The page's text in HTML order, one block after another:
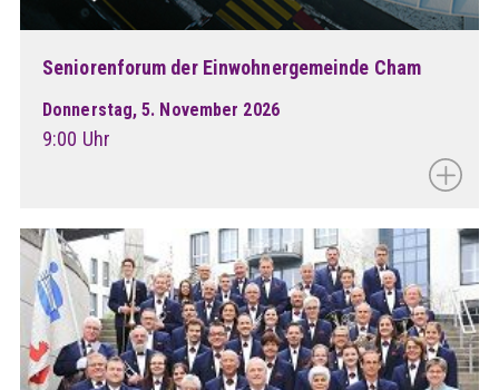
Seniorenforum der Einwohnergemeinde Cham
Donnerstag, 5. November 2026
9:00 Uhr